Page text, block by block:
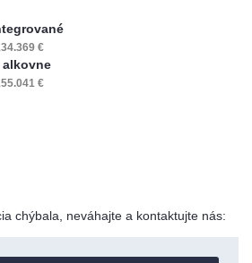
€
alkovne
.041€
chýbala, neváhajte a kontaktujte nás: